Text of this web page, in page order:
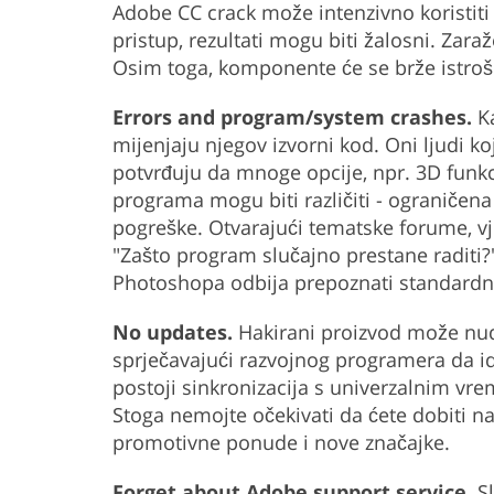
Adobe CC crack može intenzivno
pristup, rezultati mogu biti žalosni.
Osim toga, komponente će se brže
Errors and program/system crashes.
mijenjaju njegov izvorni kod. Oni ljudi
potvrđuju da mnoge opcije, npr. 3D
programa mogu biti različiti -
pogreške. Otvarajući tematske forume,
"Zašto program slučajno prestane
Photoshopa odbija prepoznati
No updates. Hakirani proizvod može
sprječavajući razvojnog programera da
postoji sinkronizacija s univerzalnim
Stoga nemojte očekivati da ćete dobiti
promotivne ponude i nove značajke.